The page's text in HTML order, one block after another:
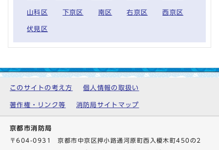
山科区 下京区 南区 右京区 西京区
伏見区
このサイトの考え方 個人情報の取扱い
著作権・リンク等 消防局サイトマップ
京都市消防局
〒604-0931 京都市中京区押小路通河原町西入榎木町450の2